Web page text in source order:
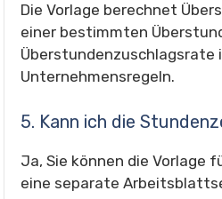
Die Vorlage berechnet
einer bestimmten
Überstundenzuschlagsrate
Unternehmensregeln.
5. Kann ich die
Ja, Sie können die Vorlage
eine separate